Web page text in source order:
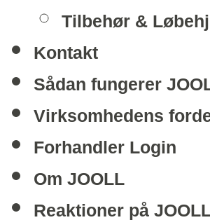
Tilbehør &
Kontakt
Sådan fungerer
Virksomhedens
Forhandler Login
Om JOOLL
Reaktioner på